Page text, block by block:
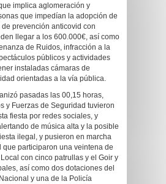
implica aglomeración y
que impedían la adopción de
prevención anticovid con
llegar a los 600.000€, así como
de Ruidos, infracción a la
públicos y actividades
instaladas cámaras de
orientadas a la vía pública.
pasadas las 00,15 horas,
y Fuerzas de Seguridad tuvieron
fiesta por redes sociales, y
de música alta y la posible
ilegal, y pusieron en marcha
que participaron una veintena de
con cinco patrullas y el Goir y
así como dos dotaciones del
y una de la Policía